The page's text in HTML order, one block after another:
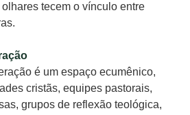
tecem o vínculo entre
é um espaço ecumênico,
cristãs, equipes pastorais,
grupos de reflexão teológica,